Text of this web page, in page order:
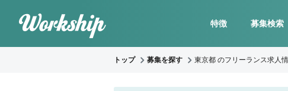
特徴 募集検索
トップ 募集を探す 東京都 のフリーランス求人